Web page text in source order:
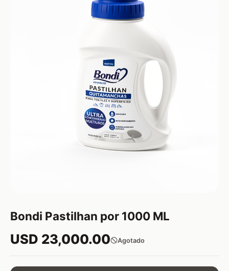
Bondi Pastilhan por 1000 ML
USD 23,000.00 Agotado